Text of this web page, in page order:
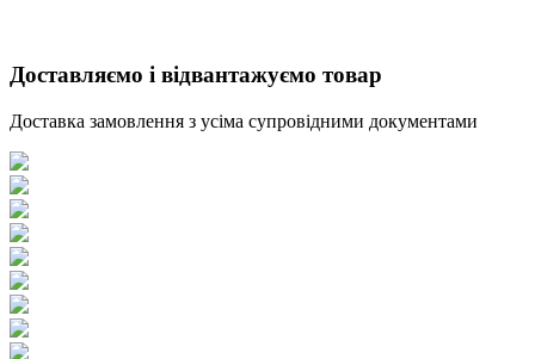
Доставляємо і відвантажуємо товар
Доставка замовлення з усіма супровідними документами